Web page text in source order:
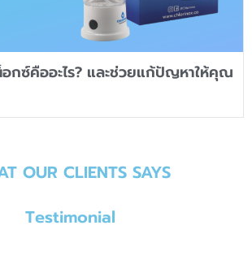
อกซ์คืออะไร? และช่วยแก้ปัญหาให้คุณ
OUR CLIENTS SAYS
Testimonial